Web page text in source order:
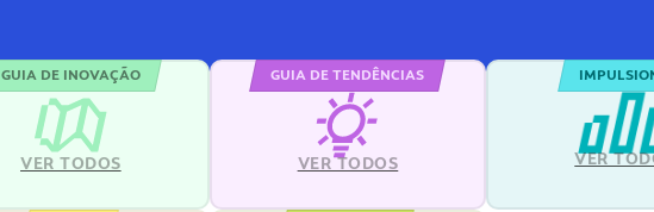
GUIA DE INOVAÇÃO
VER TODOS
GUIA DE TENDÊNCIAS
VER TODOS VER